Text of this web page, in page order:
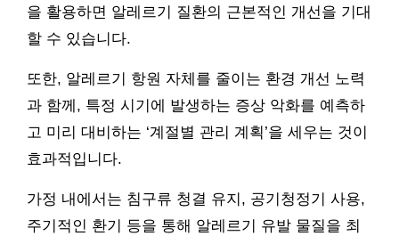
을 활용하면 알레르기 질환의 근본적인 개선을 기대
할 수 있습니다.
또한, 알레르기 항원 자체를 줄이는 환경 개선 노력
과 함께, 특정 시기에 발생하는 증상 악화를 예측하
고 미리 대비하는 ‘계절별 관리 계획’을 세우는 것이
효과적입니다.
가정 내에서는 침구류 청결 유지, 공기청정기 사용,
주기적인 환기 등을 통해 알레르기 유발 물질을 최